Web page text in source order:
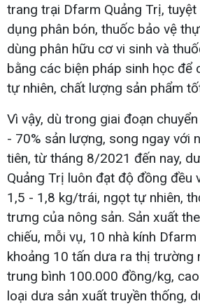
trang trại Dfarm Quảng Trị,
dụng phân bón, thuốc bảo vệ
dùng phân hữu cơ vi sinh và
bằng các biện pháp sinh học để
tự nhiên, chất lượng sản phẩm
Vì vậy, dù trong giai đoạn
- 70% sản lượng, song ngay với
tiên, từ tháng 8/2021 đến nay,
Quảng Trị luôn đạt độ đồng đều
1,5 - 1,8 kg/trái, ngọt tự nhiên,
trưng của nông sản. Sản xuất
chiếu, mỗi vụ, 10 nhà kính
khoảng 10 tấn dưa ra thị trường
trung bình 100.000 đồng/kg,
loại dưa sản xuất truyền thống,